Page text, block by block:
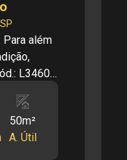
Para além
- 2
50m²
A. Útil